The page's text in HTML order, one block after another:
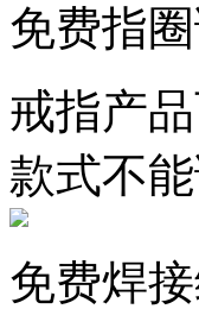
免费指
戒指产
款式不
免费焊